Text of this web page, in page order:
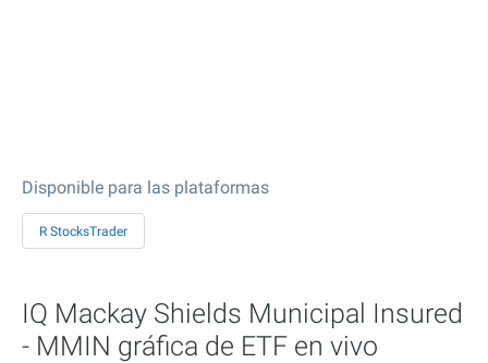
Disponible para las plataformas
R StocksTrader
IQ Mackay Shields Municipal Insured
- MMIN gráfica de ETF en vivo